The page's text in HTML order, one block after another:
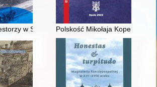
w Sopocie : prestiż finansowy i
Polskość Mikołaja Kopernika z